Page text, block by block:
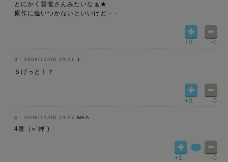
とにかく雲雀さんみたいなぁ★
原作に追いつかないといいけど・・
+0 -0
2008/11/08 19:31 Ｌ
５げっと！？
+0 -0
2008/11/08 19:37 MEA
4番（○´艸`)
+1 -0